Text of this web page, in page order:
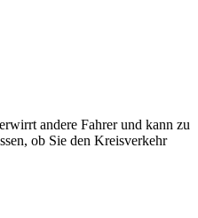
andere Fahrer und kann zu
ob Sie den Kreisverkehr